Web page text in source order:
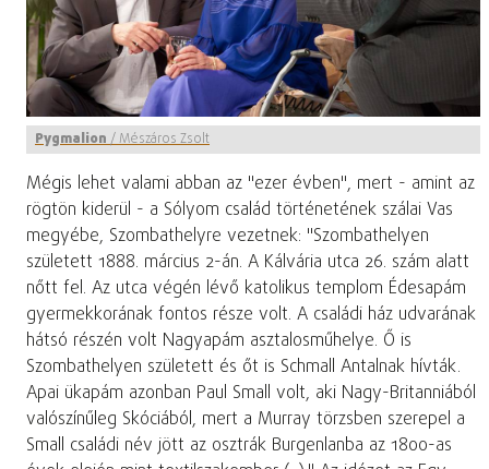
Pygmalion/Mészáros Zsolt
Mégis lehet valami abban az "ezer évben", mert - amint az
rögtön kiderül - a Sólyom család történetének szálai Vas
megyébe, Szombathelyre vezetnek: "Szombathelyen
született 1888. március 2-án. A Kálvária utca 26. szám alatt
nőtt fel. Az utca végén lévő katolikus templom Édesapám
gyermekkorának fontos része volt. A családi ház udvarának
hátsó részén volt Nagyapám asztalosműhelye. Ő is
Szombathelyen született és őt is Schmall Antalnak hívták.
Apai ükapám azonban Paul Small volt, aki Nagy-Britanniából
valószínűleg Skóciából, mert a Murray törzsben szerepel a
Small családi név jött az osztrák Burgenlanba az 1800-as